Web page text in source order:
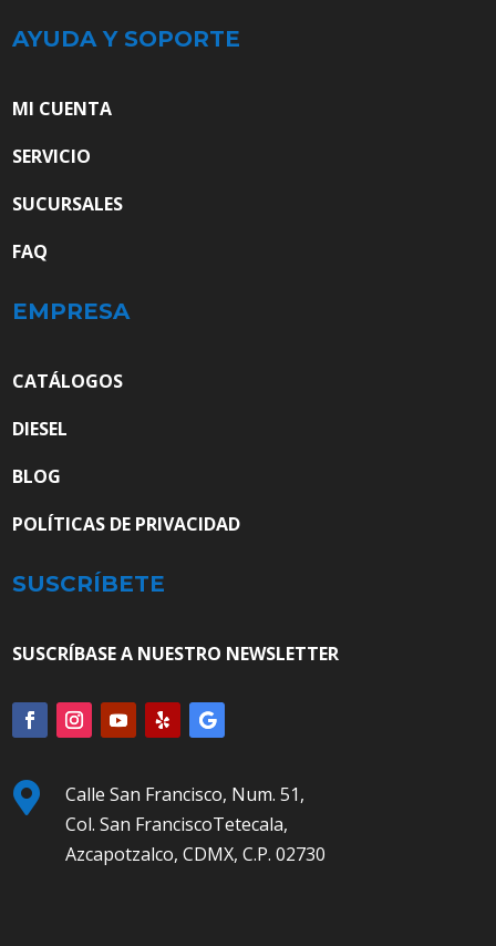
AYUDA Y SOPORTE
MI CUENTA
SERVICIO
SUCURSALES
FAQ
EMPRESA
CATÁLOGOS
DIESEL
BLOG
POLÍTICAS DE PRIVACIDAD
SUSCRÍBETE
SUSCRÍBASE A NUESTRO NEWSLETTER

Calle San Francisco, Num. 51,
Col. San FranciscoTetecala,
Azcapotzalco, CDMX, C.P. 02730